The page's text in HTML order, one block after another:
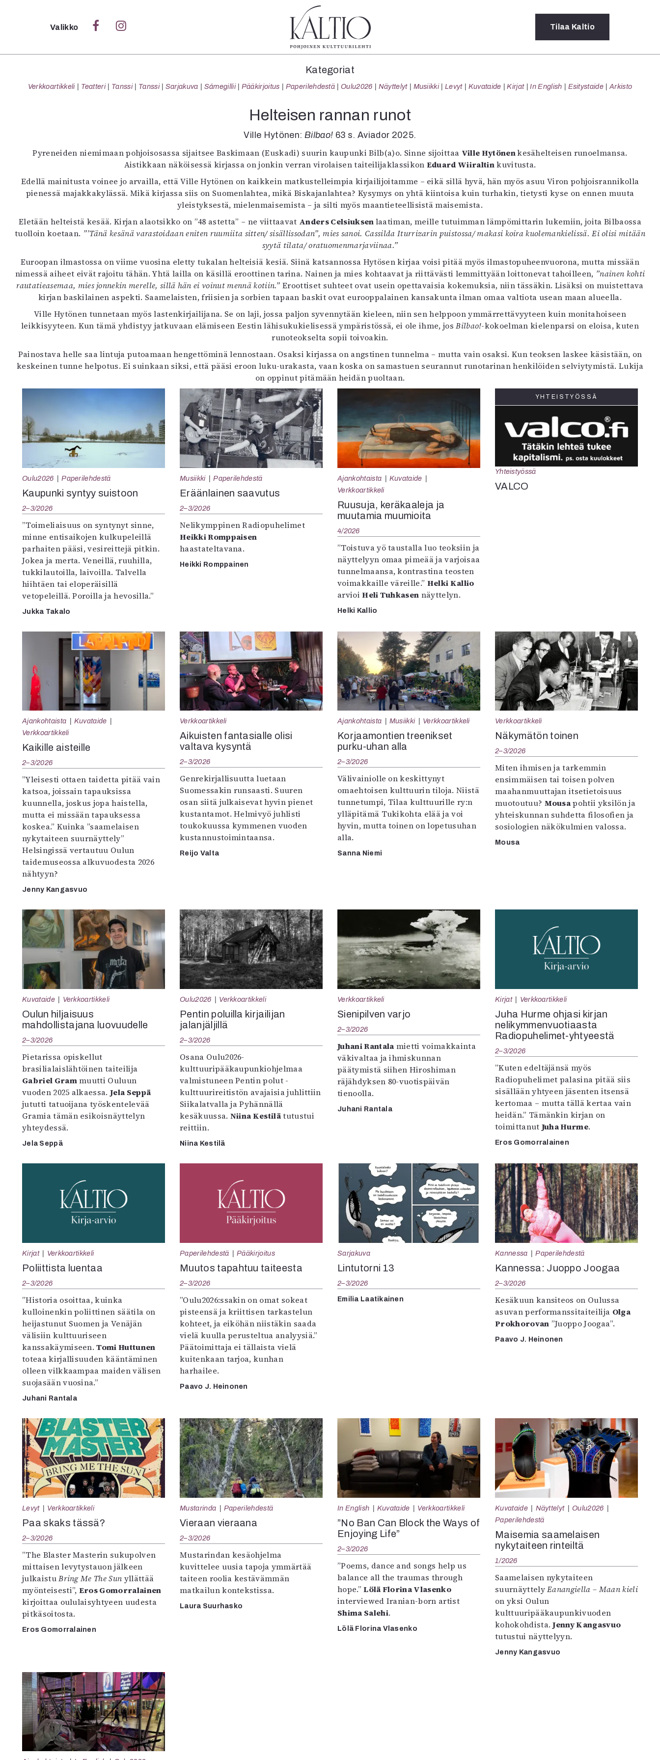
Sulje
Verkkoartikkeli
Sarjakuva
Pääkirjoitus
Paperilehdestä
Oulu2026
Näyttelyt
Musiikki
Kuvataide
Kirjat
Esitystaide
Arkisto
Lehdet
4/2026
6/2025
5/2025 saame
Lehtiarkisto
Tilaus ja
Yhteistyössä
Toimitus
Mediatiedot
Valikko Tilaa Kaltio
Kategoriat
Verkkoartikkeli Teatteri Tanssi Tanssi Sarjakuva Sámegillii Pääkirjoitus Paperilehdestä Oulu2026 Näyttelyt Musiikki Levyt Kuvataide Kirjat In English Esitystaide Arkisto
Helteisen rannan runot
Ville Hytönen: Bilbao! 63 s. Aviador 2025.
Pyreneiden niemimaan pohjoisosassa sijaitsee Baskimaan (Euskadi) suurin kaupunki Bilb(a)o. Sinne sijoittaa Ville Hytönenkesähelteisen runoelmansa.
Aistikkaan näköisessä kirjassa on jonkin verran virolaisen taiteilijaklassikon Eduard Wiiraltinkuvitusta.
Edellä mainitusta voinee jo arvailla, että Ville Hytönen on kaikkein matkustelleimpia kirjailijoitamme – eikä sillä hyvä, hän myös asuu Viron pohjoisrannikolla
pienessä majakkakylässä. Mikä kirjassa siis on Suomenlahtea, mikä Biskajanlahtea? Kysymys on yhtä kiintoisa kuin turhakin, tietysti kyse on ennen muuta
yleistyksestä, mielenmaisemista – ja silti myös maantieteellisistä maisemista.
Eletään helteistä kesää. Kirjan alaotsikko on ”48 astetta” – ne viittaavat Anders Celsiuksenlaatiman, meille tutuimman lämpömittarin lukemiin, joita Bilbaossa
tuolloin koetaan. ”’Tänä kesänä varastoidaan eniten ruumiita sitten/ sisällissodan”, mies sanoi. Cassilda Iturrizarin puistossa/ makasi koira kuolemankielissä. Ei olisi mitään
syytä tilata/ oratuomenmarjaviinaa.”
Euroopan ilmastossa on viime vuosina eletty tukalan helteisiä kesiä. Siinä katsannossa Hytösen kirjaa voisi pitää myös ilmastopuheenvuorona, mutta missään
nimessä aiheet eivät rajoitu tähän. Yhtä lailla on käsillä eroottinen tarina. Nainen ja mies kohtaavat ja riittävästi lemmittyään loittonevat tahoilleen, ”nainen kohti
rautatieasemaa, mies jonnekin merelle, sillä hän ei voinut mennä kotiin.” Eroottiset suhteet ovat usein opettavaisia kokemuksia, niin tässäkin. Lisäksi on muistettava
kirjan baskilainen aspekti. Saamelaisten, friisien ja sorbien tapaan baskit ovat eurooppalainen kansakunta ilman omaa valtiota usean maan alueella.
Ville Hytönen tunnetaan myös lastenkirjailijana. Se on laji, jossa paljon syvennytään kieleen, niin sen helppoon ymmärrettävyyteen kuin monitahoiseen
leikkisyyteen. Kun tämä yhdistyy jatkuvaan elämiseen Eestin lähisukukielisessä ympäristössä, ei ole ihme, josBilbao!-kokoelman kielenparsi on eloisa, kuten
runoteokselta sopii toivoakin.
Painostava helle saa lintuja putoamaan hengettöminä lennostaan. Osaksi kirjassa on angstinen tunnelma – mutta vain osaksi. Kun teoksen laskee käsistään, on
keskeinen tunne helpotus. Ei suinkaan siksi, että pääsi eroon luku-urakasta, vaan koska on samastuen seurannut runotarinan henkilöiden selviytymistä. Lukija
on oppinut pitämään heidän puoltaan.
Oulu2026 Paperilehdestä
Kaupunki syntyy suistoon
2–3/2026
”Toimeliaisuus on syntynyt sinne,
minne entisaikojen kulkupeleillä
parhaiten pääsi, vesireittejä pitkin.
Jokea ja merta. Veneillä, ruuhilla,
tukkilautoilla, laivoilla. Talvella
hiihtäen tai eloperäisillä
vetopeleillä. Poroilla ja hevosilla.”
Jukka Takalo
Musiikki Paperilehdestä
Eräänlainen saavutus
2–3/2026
Nelikymppinen Radiopuhelimet
Heikki Romppaisen
haastateltavana.
Heikki Romppainen
Ajankohtaista
Kuvataide
Verkkoartikkeli
Ruusuja, keräkaaleja ja
muutamia muumioita
4/2026
”Toistuva yö taustalla luo teoksiin ja
näyttelyyn omaa pimeää ja varjoisaa
tunnelmaansa, kontrastina teosten
voimakkaille väreille.” Helki Kallio
arvioiHeli Tuhkasen näyttelyn.
Helki Kallio
YHTEISTYÖSSÄ
Yhteistyössä
VALCO
Ajankohtaista
Kuvataide
Verkkoartikkeli
Kaikille aisteille
2–3/2026
”Yleisesti ottaen taidetta pitää vain
katsoa, joissain tapauksissa
kuunnella, joskus jopa haistella,
mutta ei missään tapauksessa
koskea.” Kuinka ”saamelaisen
nykytaiteen suurnäyttely”
Helsingissä vertautuu Oulun
taidemuseossa alkuvuodesta 2026
nähtyyn?
Jenny Kangasvuo
Verkkoartikkeli
Aikuisten fantasialle olisi
valtava kysyntä
2–3/2026
Genrekirjallisuutta luetaan
Suomessakin runsaasti. Suuren
osan siitä julkaisevat hyvin pienet
kustantamot. Helmivyö juhlisti
toukokuussa kymmenen vuoden
kustannustoimintaansa.
Reijo Valta
Ajankohtaista Musiikki Verkkoartikkeli
Korjaamontien treenikset
purku-uhan alla
2–3/2026
Välivainiolle on keskittynyt
omaehtoisen kulttuurin tiloja. Niistä
tunnetumpi, Tilaa kulttuurille ry:n
ylläpitämä Tukikohta elää ja voi
hyvin, mutta toinen on lopetusuhan
alla.
Sanna Niemi
Verkkoartikkeli
Näkymätön toinen
2–3/2026
Miten ihmisen ja tarkemmin
ensimmäisen tai toisen polven
maahanmuuttajan itsetietoisuus
muotoutuu? Mousapohtii yksilön ja
yhteiskunnan suhdetta filosofien ja
sosiologien näkökulmien valossa.
Mousa
Kuvataide Verkkoartikkeli
Oulun hiljaisuus
mahdollistajana luovuudelle
2–3/2026
Pietarissa opiskellut
brasilialaislähtöinen taiteilija
Gabriel Grammuutti Ouluun
vuoden 2025 alkaessa.Jela Seppä
jututti tatuoijana työskentelevää
Gramia tämän esikoisnäyttelyn
yhteydessä.
Jela Seppä
Oulu2026 Verkkoartikkeli
Pentin poluilla kirjailijan
jalanjäljillä
2–3/2026
Osana Oulu2026-
kulttuuripääkaupunkiohjelmaa
valmistuneen Pentin polut -
kulttuurireitistön avajaisia juhlittiin
Siikalatvalla ja Pyhännällä
kesäkuussa. Niina Kestilätutustui
reittiin.
Niina Kestilä
Verkkoartikkeli
Sienipilven varjo
2–3/2026
Juhani Rantala mietti voimakkainta
väkivaltaa ja ihmiskunnan
päätymistä siihen Hiroshiman
räjähdyksen 80-vuotispäivän
tienoolla.
Juhani Rantala
Kirjat Verkkoartikkeli
Juha Hurme ohjasi kirjan
nelikymmenvuotiaasta
Radiopuhelimet-yhtyeestä
2–3/2026
”Kuten edeltäjänsä myös
Radiopuhelimet palasina pitää siis
sisällään yhtyeen jäsenten itsensä
kertomaa – mutta tällä kertaa vain
heidän.” Tämänkin kirjan on
toimittanut Juha Hurme.
Eros Gomorralainen
Kirjat Verkkoartikkeli
Poliittista luentaa
2–3/2026
”Historia osoittaa, kuinka
kulloinenkin poliittinen säätila on
heijastunut Suomen ja Venäjän
välisiin kulttuuriseen
kanssakäymiseen.Tomi Huttunen
toteaa kirjallisuuden kääntäminen
olleen vilkkaampaa maiden välisen
suojasään vuosina.”
Juhani Rantala
Paperilehdestä Pääkirjoitus
Muutos tapahtuu taiteesta
2–3/2026
”Oulu2026:ssakin on omat sokeat
pisteensä ja kriittisen tarkastelun
kohteet, ja eiköhän niistäkin saada
vielä kuulla perusteltua analyysiä.”
Päätoimittaja ei tällaista vielä
kuitenkaan tarjoa, kunhan
harhailee.
Paavo J. Heinonen
Sarjakuva
Lintutorni 13
2–3/2026
Emilia Laatikainen
Kannessa Paperilehdestä
Kannessa: Juoppo Joogaa
2–3/2026
Kesäkuun kansiteos on Oulussa
asuvan performanssitaiteilija Olga
Prokhorovan ”Juoppo Joogaa”.
Paavo J. Heinonen
Levyt Verkkoartikkeli
Paa skaks tässä?
2–3/2026
”The Blaster Masterin sukupolven
mittaisen levytystauon jälkeen
julkaistuBring Me The Sun yllättää
myönteisesti”, Eros Gomorralainen
kirjoittaa oululaisyhtyeen uudesta
pitkäsoitosta.
Eros Gomorralainen
Mustarinda Paperilehdestä
Vieraan vieraana
2–3/2026
Mustarindan kesäohjelma
kuvittelee uusia tapoja ymmärtää
taiteen roolia kestävämmän
matkailun kontekstissa.
Laura Suurhasko
In English Kuvataide Verkkoartikkeli
”No Ban Can Block the Ways of
Enjoying Life”
2–3/2026
”Poems, dance and songs help us
balance all the traumas through
hope.”Lölä Florina Vlasenko
interviewed Iranian-born artist
Shima Salehi.
Lölä Florina Vlasenko
Kuvataide Näyttelyt
Oulu2026
Paperilehdestä
Maisemia saamelaisen
nykytaiteen rinteiltä
1/2026
Saamelaisen nykytaiteen
suurnäyttelyEanangiella – Maan kieli
on yksi Oulun
kulttuuripääkaupunkivuoden
kohokohdista.Jenny Kangasvuo
tutustui näyttelyyn.
Jenny Kangasvuo